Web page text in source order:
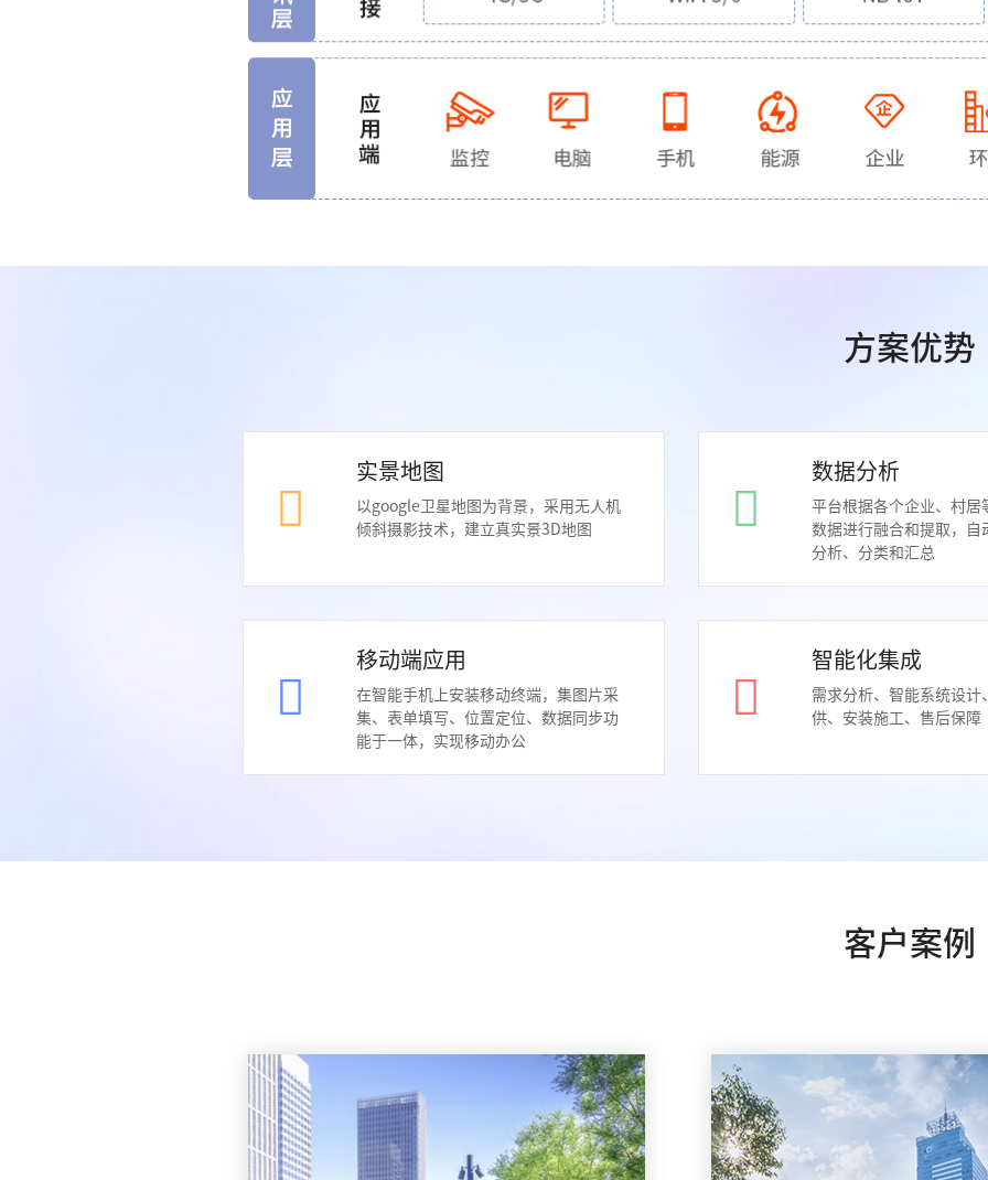
方案优势
实景地图
以google卫星地图为背景，采用无人机
倾斜摄影技术，建立真实景3D地图
数据分析
平台根据各个企业、村居
数据进行融合和提取，自
分析、分类和汇总
移动端应用
在智能手机上安装移动终端，集图片采
集、表单填写、位置定位、数据同步功
能于一体，实现移动办公
智能化集成
需求分析、智能系统设计
供、安装施工、售后保障
客户案例